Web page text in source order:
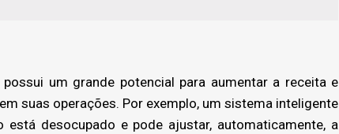
um grande potencial para aumentar a receita e
suas operações. Por exemplo, um sistema inteligente
desocupado e pode ajustar, automaticamente, a